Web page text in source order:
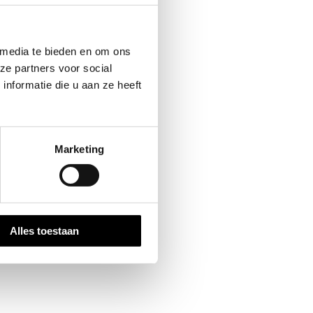
te bieden en om ons
partners voor social
die u aan ze heeft
Marketing
Alles toestaan